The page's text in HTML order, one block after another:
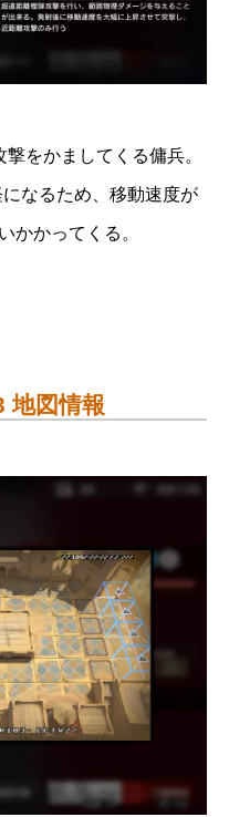
をかましてくる傭兵。
なるため、移動速度が
かかってくる。
地図情報